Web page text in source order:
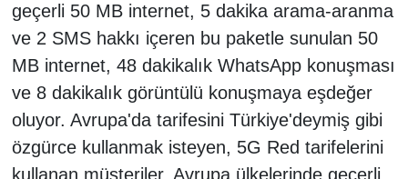
geçerli 50 MB internet, 5 dakika arama-aranma
ve 2 SMS hakkı içeren bu paketle sunulan 50
MB internet, 48 dakikalık WhatsApp konuşması
ve 8 dakikalık görüntülü konuşmaya eşdeğer
oluyor. Avrupa'da tarifesini Türkiye'deymiş gibi
özgürce kullanmak isteyen, 5G Red tarifelerini
kullanan müşteriler, Avrupa ülkelerinde geçerli